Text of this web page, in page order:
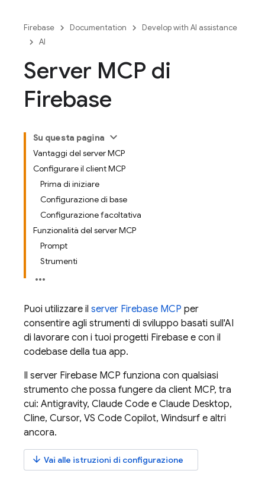
Firebase Documentation
Develop with AI assistance
AI
Server MCP di
Firebase
Su questa pagina
Vantaggi del server MCP
Configurare il client MCP
Prima di iniziare
Configurazione di base
Configurazione facoltativa
Funzionalità del server MCP
Prompt
Strumenti
Puoi utilizzare il server Firebase MCP per
consentire agli strumenti di sviluppo basati sull'AI
di lavorare con i tuoi progetti Firebase e con il
codebase della tua app.
Il server Firebase MCP funziona con qualsiasi
strumento che possa fungere da client MCP, tra
cui: Antigravity, Claude Code e Claude Desktop,
Cline, Cursor, VS Code Copilot, Windsurf e altri
ancora.
arrow_downward Vai alle istruzioni di configurazione